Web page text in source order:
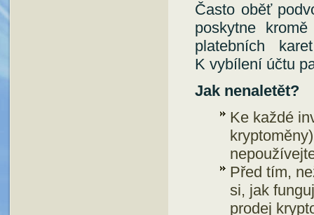
Často oběť
poskytne
platebních
K vybílení účtu
Jak nenaletět?
Ke každé
Před tím,
si, jak
prodej